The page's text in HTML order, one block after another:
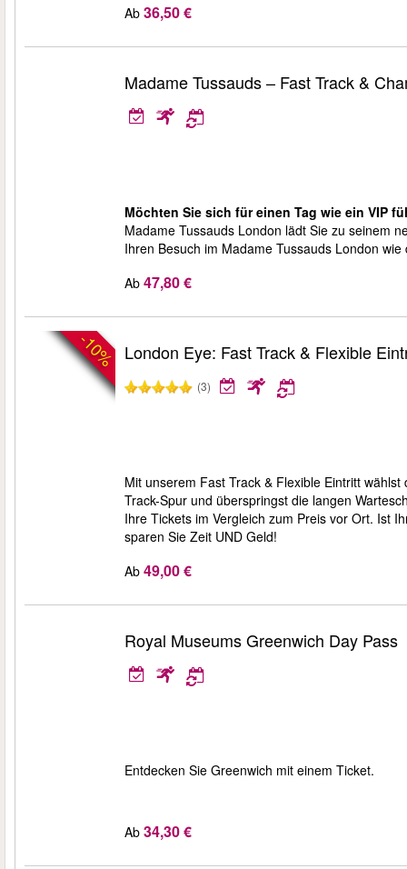
Ab 36,50 €
Madame Tussauds – Fast Track &
Möchten Sie sich für einen Tag wie ein VIP
Madame Tussauds London lädt Sie zu seinem
Ihren Besuch im Madame Tussauds London wie
Ab 47,80 €
-10% London Eye: Fast Track & Flexible
(3)
Mit unserem Fast Track & Flexible Eintritt
Track-Spur und überspringst die langen
Ihre Tickets im Vergleich zum Preis vor Ort. Ist
sparen Sie Zeit UND Geld!
Ab 49,00 €
Royal Museums Greenwich Day Pass
Entdecken Sie Greenwich mit einem Ticket.
Ab 34,30 €